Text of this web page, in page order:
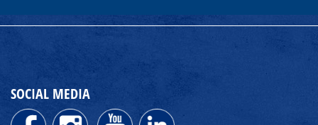
SOCIAL MEDIA